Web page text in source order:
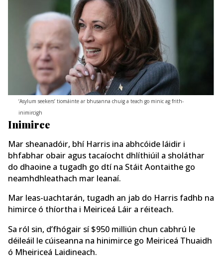
‘Asylum seekers’ tiomáinte ar bhusanna chuig a teach go minic ag frith-
inimircigh
Inimirce
Mar sheanadóir, bhí Harris ina abhcóide láidir i
bhfabhar obair agus tacaíocht dhlíthiúil a sholáthar
do dhaoine a tugadh go dtí na Stáit Aontaithe go
neamhdhleathach mar leanaí.
Mar leas-uachtarán, tugadh an jab do Harris fadhb na
himirce ó thíortha i Meiriceá Láir a réiteach.
Sa ról sin, d’fhógair sí $950 milliún chun cabhrú le
déileáil le cúiseanna na hinimirce go Meiriceá Thuaidh
ó Mheiriceá Laidineach.